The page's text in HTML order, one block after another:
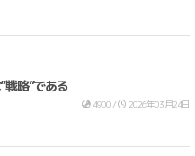
戦略”である
4900 / 2026年03月24日